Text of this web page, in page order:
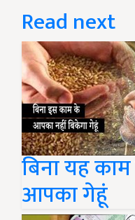
Read next
बिना यह
आपका गेहूं